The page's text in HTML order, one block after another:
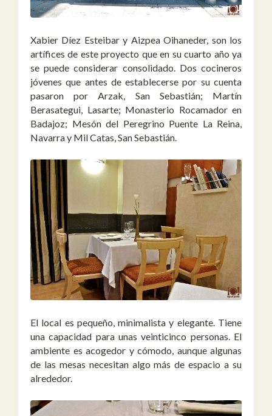
Xabier Díez Esteibar y Aizpea Oihaneder, son los
artífices de este proyecto que en su cuarto año ya
se puede considerar consolidado. Dos cocineros
jóvenes que antes de establecerse por su cuenta
pasaron por Arzak, San Sebastián; Martín
Berasategui, Lasarte; Monasterio Rocamador en
Badajoz; Mesón del Peregrino Puente La Reina,
Navarra y Mil Catas, San Sebastián.
El local es pequeño, minimalista y elegante. Tiene
una capacidad para unas veinticinco personas. El
ambiente es acogedor y cómodo, aunque algunas
de las mesas necesitan algo más de espacio a su
alrededor.